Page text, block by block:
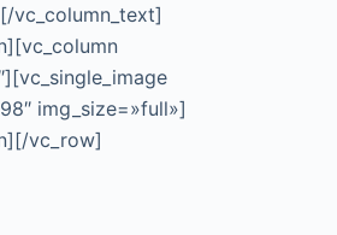
vc_column_text]
img_size=»full»]
vc_row]